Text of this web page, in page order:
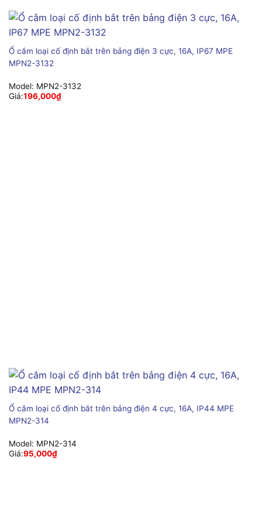
Ổ cắm loại cố định bắt trên bảng điện 3 cực, 16A, IP67 MPE
MPN2-3132
Model: MPN2-3132
Giá:196,000₫
Ổ cắm loại cố định bắt trên bảng điện 4 cực, 16A, IP44 MPE
MPN2-314
Model: MPN2-314
Giá:95,000₫